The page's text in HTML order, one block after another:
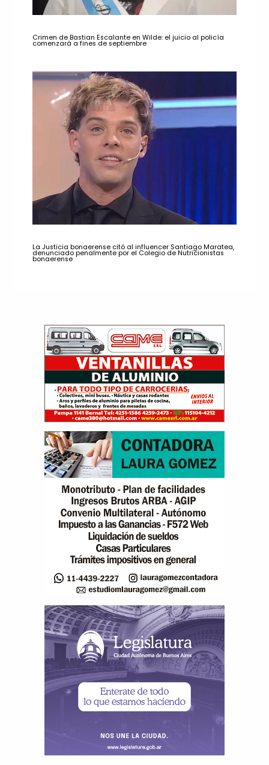
Crimen de Bastian Escalante en Wilde: el juicio al policía
comenzará a fines de septiembre
La Justicia bonaerense citó al influencer Santiago Maratea,
denunciado penalmente por el Colegio de Nutricionistas
bonaerense